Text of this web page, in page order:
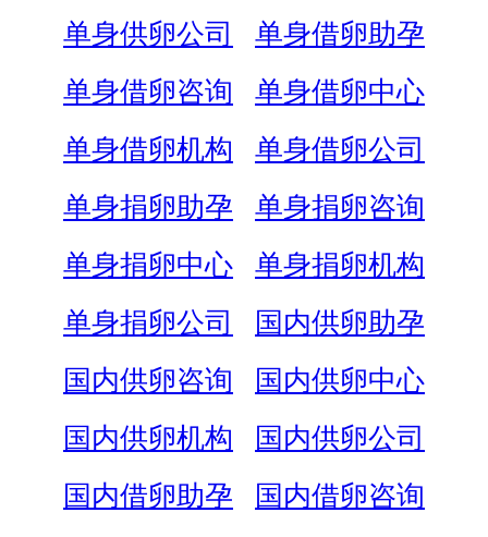
单身供卵公司
单身借卵助孕
单身借卵咨询
单身借卵中心
单身借卵机构
单身借卵公司
单身捐卵助孕
单身捐卵咨询
单身捐卵中心
单身捐卵机构
单身捐卵公司
国内供卵助孕
国内供卵咨询
国内供卵中心
国内供卵机构
国内供卵公司
国内借卵助孕
国内借卵咨询